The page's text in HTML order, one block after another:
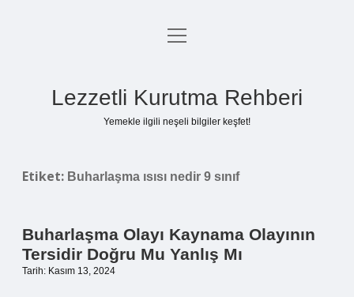
Anasayfa
menüyü
Lezzetli Kurutma Rehberi
Yemekle ilgili neşeli bilgiler keşfet!
Etiket: Buharlaşma ısısı nedir 9 sınıf
Buharlaşma Olayı Kaynama Olayının
Tersidir Doğru Mu Yanlış Mı
Tarih: Kasım 13, 2024